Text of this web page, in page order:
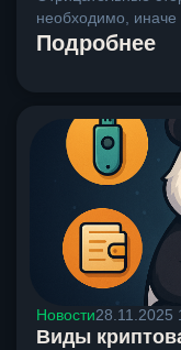
необходимо, иначе
Подробнее
Новости28.11.2025
Виды